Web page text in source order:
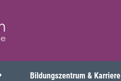
Bildungszentrum & Karriere